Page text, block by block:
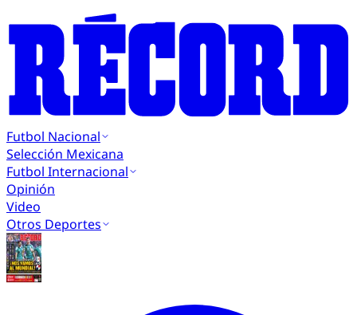
Futbol Nacional
Selección Mexicana
Futbol Internacional
Opinión
Video
Otros Deportes